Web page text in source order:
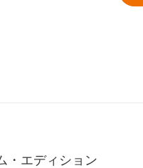
・エディション